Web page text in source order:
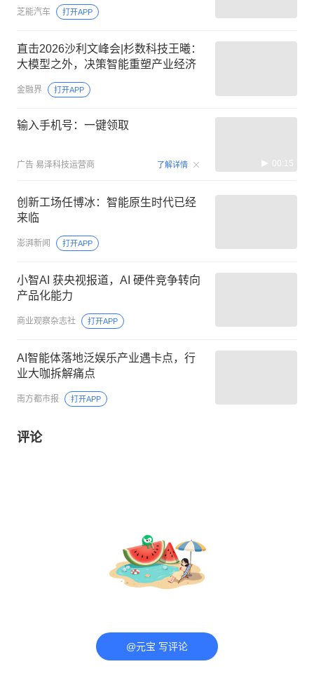
芝能汽车 打开APP
直击2026沙利文峰会|杉数科技王曦：
大模型之外，决策智能重塑产业经济
金融界 打开APP
输入手机号：一键领取
广告 易泽科技运营商 了解详情 00:15
创新工场任博冰：智能原生时代已经
来临
澎湃新闻 打开APP
小智AI 获央视报道，AI 硬件竞争转向
产品化能力
商业观察杂志社 打开APP
AI智能体落地泛娱乐产业遇卡点，行
业大咖拆解痛点
南方都市报 打开APP
评论
@元宝 写评论